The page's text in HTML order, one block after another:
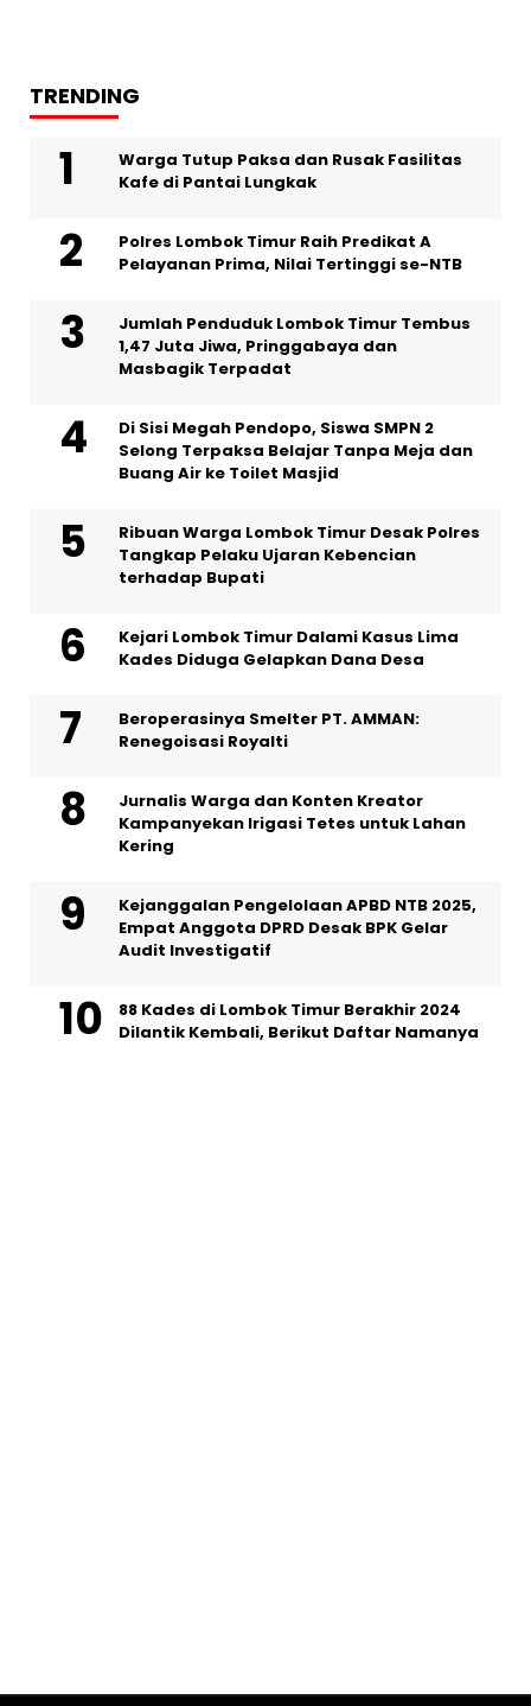
TRENDING
Warga Tutup Paksa dan Rusak Fasilitas
Kafe di Pantai Lungkak
Polres Lombok Timur Raih Predikat A
Pelayanan Prima, Nilai Tertinggi se-NTB
Jumlah Penduduk Lombok Timur Tembus
1,47 Juta Jiwa, Pringgabaya dan
Masbagik Terpadat
Di Sisi Megah Pendopo, Siswa SMPN 2
Selong Terpaksa Belajar Tanpa Meja dan
Buang Air ke Toilet Masjid
Ribuan Warga Lombok Timur Desak Polres
Tangkap Pelaku Ujaran Kebencian
terhadap Bupati
Kejari Lombok Timur Dalami Kasus Lima
Kades Diduga Gelapkan Dana Desa
Beroperasinya Smelter PT. AMMAN:
Renegoisasi Royalti
Jurnalis Warga dan Konten Kreator
Kampanyekan Irigasi Tetes untuk Lahan
Kering
Kejanggalan Pengelolaan APBD NTB 2025,
Empat Anggota DPRD Desak BPK Gelar
Audit Investigatif
88 Kades di Lombok Timur Berakhir 2024
Dilantik Kembali, Berikut Daftar Namanya